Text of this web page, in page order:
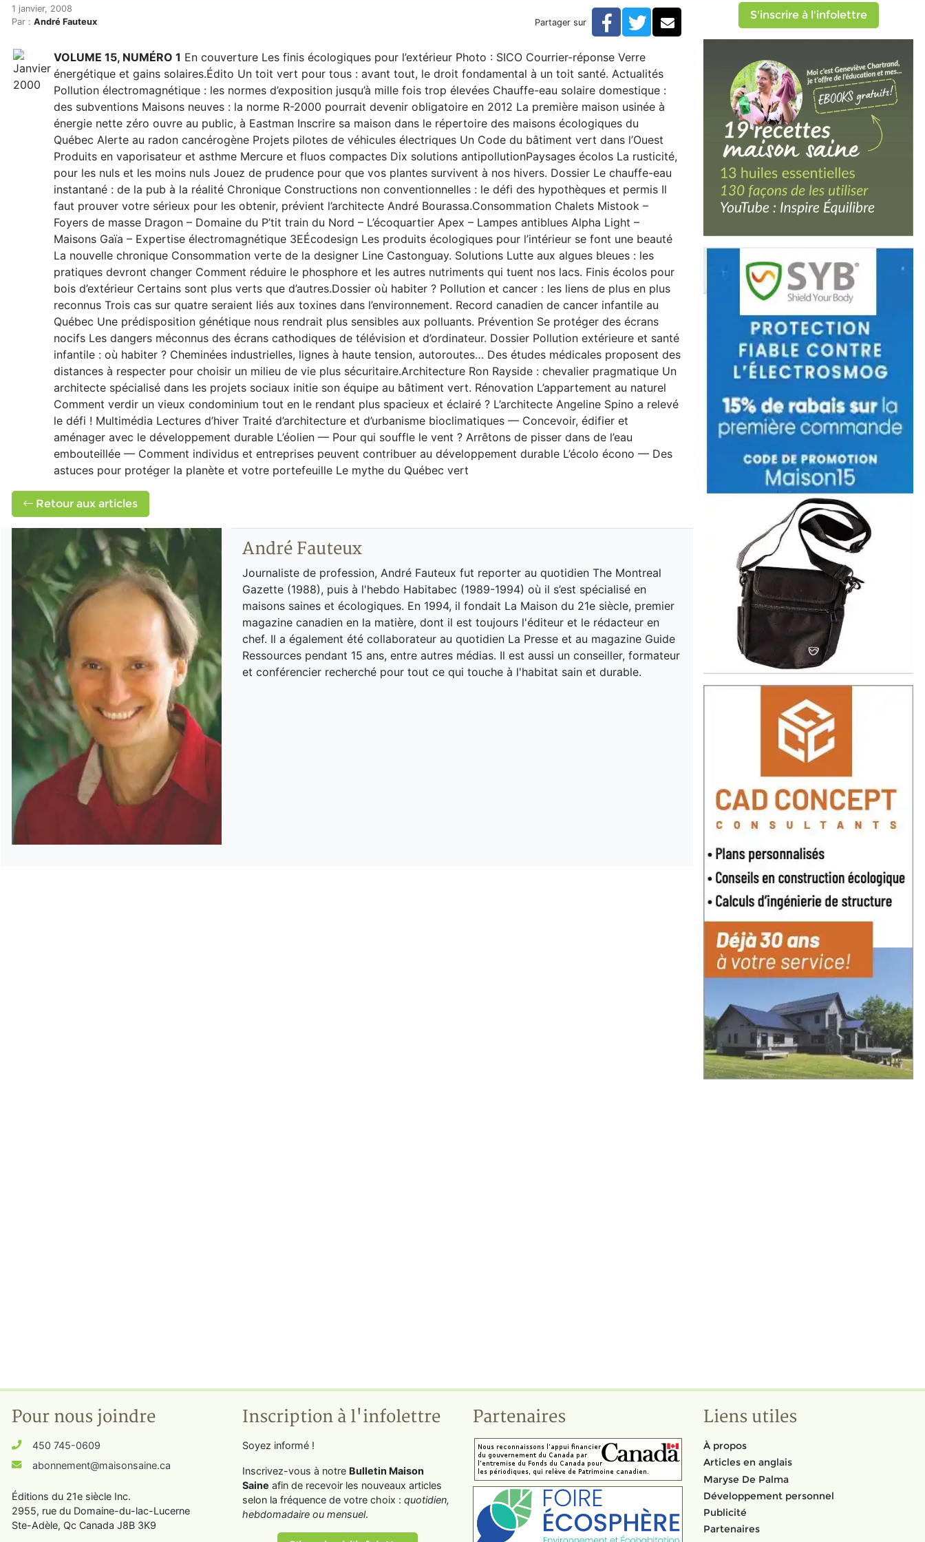
Accueil
Articles
Hiver 2008
Hiver 2008
1 janvier, 2008
Par : André Fauteux Partager sur Facebook
TwitterCourriel
VOLUME 15, NUMÉRO 1 En couverture Les finis écologiques pour l’extérieur Photo : SICO Courrier-réponse Verre
énergétique et gains solaires.Édito Un toit vert pour tous : avant tout, le droit fondamental à un toit santé. Actualités
Pollution électromagnétique : les normes d’exposition jusqu’à mille fois trop élevées Chauffe-eau solaire domestique :
des subventions Maisons neuves : la norme R-2000 pourrait devenir obligatoire en 2012 La première maison usinée à
énergie nette zéro ouvre au public, à Eastman Inscrire sa maison dans le répertoire des maisons écologiques du
Québec Alerte au radon cancérogène Projets pilotes de véhicules électriques Un Code du bâtiment vert dans l’Ouest
Produits en vaporisateur et asthme Mercure et fluos compactes Dix solutions antipollutionPaysages écolos La rusticité,
pour les nuls et les moins nuls Jouez de prudence pour que vos plantes survivent à nos hivers. Dossier Le chauffe-eau
instantané : de la pub à la réalité Chronique Constructions non conventionnelles : le défi des hypothèques et permis Il
faut prouver votre sérieux pour les obtenir, prévient l’architecte André Bourassa.Consommation Chalets Mistook –
Foyers de masse Dragon – Domaine du P’tit train du Nord – L’écoquartier Apex – Lampes antiblues Alpha Light –
Maisons Gaïa – Expertise électromagnétique 3EÉcodesign Les produits écologiques pour l’intérieur se font une beauté
La nouvelle chronique Consommation verte de la designer Line Castonguay. Solutions Lutte aux algues bleues : les
pratiques devront changer Comment réduire le phosphore et les autres nutriments qui tuent nos lacs. Finis écolos pour
bois d’extérieur Certains sont plus verts que d’autres.Dossier où habiter ? Pollution et cancer : les liens de plus en plus
reconnus Trois cas sur quatre seraient liés aux toxines dans l’environnement. Record canadien de cancer infantile au
Québec Une prédisposition génétique nous rendrait plus sensibles aux polluants. Prévention Se protéger des écrans
nocifs Les dangers méconnus des écrans cathodiques de télévision et d’ordinateur. Dossier Pollution extérieure et santé
infantile : où habiter ? Cheminées industrielles, lignes à haute tension, autoroutes… Des études médicales proposent des
distances à respecter pour choisir un milieu de vie plus sécuritaire.Architecture Ron Rayside : chevalier pragmatique Un
architecte spécialisé dans les projets sociaux initie son équipe au bâtiment vert. Rénovation L’appartement au naturel
Comment verdir un vieux condominium tout en le rendant plus spacieux et éclairé ? L’architecte Angeline Spino a relevé
le défi ! Multimédia Lectures d’hiver Traité d’architecture et d’urbanisme bioclimatiques — Concevoir, édifier et
aménager avec le développement durable L’éolien — Pour qui souffle le vent ? Arrêtons de pisser dans de l’eau
embouteillée — Comment individus et entreprises peuvent contribuer au développement durable L’écolo écono — Des
astuces pour protéger la planète et votre portefeuille Le mythe du Québec vert
Retour aux articles
André Fauteux
Journaliste de profession, André Fauteux fut reporter au quotidien The Montreal
Gazette (1988), puis à l'hebdo Habitabec (1989-1994) où il s’est spécialisé en
maisons saines et écologiques. En 1994, il fondait La Maison du 21e siècle, premier
magazine canadien en la matière, dont il est toujours l'éditeur et le rédacteur en
chef. Il a également été collaborateur au quotidien La Presse et au magazine Guide
Ressources pendant 15 ans, entre autres médias. Il est aussi un conseiller, formateur
et conférencier recherché pour tout ce qui touche à l'habitat sain et durable.
S'inscrire à l'infolettre
Pour nous joindre
450 745-0609
abonnement@maisonsaine.ca
Éditions du 21e siècle Inc.
2955, rue du Domaine-du-lac-Lucerne
Ste-Adèle, Qc Canada J8B 3K9
Inscription à l'infolettre
Soyez informé !
Inscrivez-vous à notre Bulletin Maison
Saine afin de recevoir les nouveaux articles
selon la fréquence de votre choix : quotidien,
hebdomadaire ou mensuel.
Partenaires Liens utiles
À propos
Articles en anglais
Maryse De Palma
Développement personnel
Publicité
Partenaires